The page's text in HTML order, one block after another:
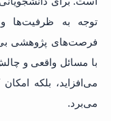
توجه به ظرفیت‌ها و
فرصت‌های پژوهشی
با مسائل واقعی و
می‌افزاید، بلکه
می‌برد.